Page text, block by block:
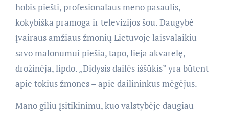
hobis piešti, profesionalaus meno pasaulis,
kokybiška pramoga ir televizijos šou. Daugybė
įvairaus amžiaus žmonių Lietuvoje laisvalaikiu
savo malonumui piešia, tapo, lieja akvarelę,
drožinėja, lipdo. „Didysis dailės iššūkis” yra būtent
apie tokius žmones – apie dailininkus mėgėjus.
Mano giliu įsitikinimu, kuo valstybėje daugiau